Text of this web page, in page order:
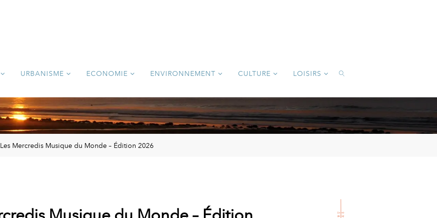
URBANISME ECONOMIE ENVIRONNEMENT CULTURE LOISIRS
SEARCH
Les Mercredis Musique du Monde – Édition 2026